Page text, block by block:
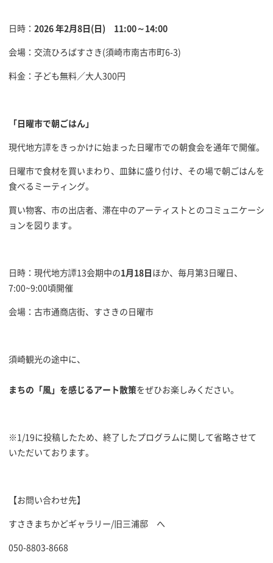
日時： 2026 年2月8日(日) 11:00～14:00
会場：交流ひろばすさき(須崎市南古市町6-3)
料金：子ども無料／大人300円
「日曜市で朝ごはん」
現代地方譚をきっかけに始まった日曜市での朝食会を通年で開催。
日曜市で食材を買いまわり、皿鉢に盛り付け、その場で朝ごはんを
食べるミーティング。
買い物客、市の出店者、滞在中のアーティストとのコミュニケーシ
ョンを図ります。
日時：現代地方譚13会期中の1月18日 ほか、毎月第3日曜日、
7:00~9:00頃開催
会場：古市通商店街、すさきの日曜市
須崎観光の途中に、
まちの「風」を感じるアート散策をぜひお楽しみください。
※1/19に投稿したため、終了したプログラムに関して省略させて
いただいております。
【お問い合わせ先】
すさきまちかどギャラリー/旧三浦邸 へ
050-8803-8668